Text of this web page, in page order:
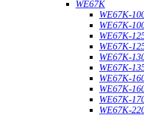
WE67K
WE67K-
WE67K-
WE67K-
WE67K-
WE67K-
WE67K-
WE67K-
WE67K-
WE67K-
WE67K-